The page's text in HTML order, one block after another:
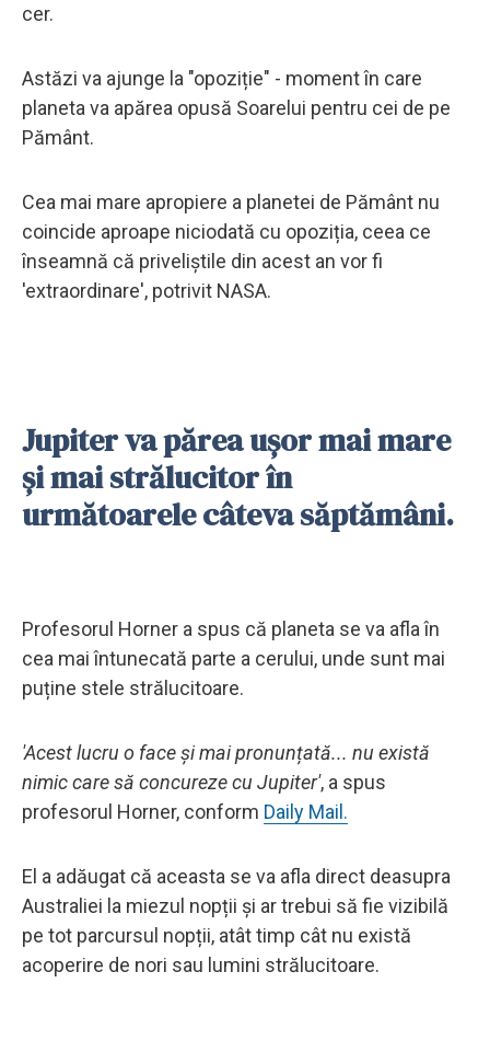
cer.
Astăzi va ajunge la "opoziție" - moment în care
planeta va apărea opusă Soarelui pentru cei de pe
Pământ.
Cea mai mare apropiere a planetei de Pământ nu
coincide aproape niciodată cu opoziția, ceea ce
înseamnă că priveliștile din acest an vor fi
'extraordinare', potrivit NASA.
Jupiter va părea ușor mai mare
și mai strălucitor în
următoarele câteva săptămâni.
Profesorul Horner a spus că planeta se va afla în
cea mai întunecată parte a cerului, unde sunt mai
puține stele strălucitoare.
'Acest lucru o face și mai pronunțată... nu există
nimic care să concureze cu Jupiter', a spus
profesorul Horner, conform Daily Mail.
El a adăugat că aceasta se va afla direct deasupra
Australiei la miezul nopții și ar trebui să fie vizibilă
pe tot parcursul nopții, atât timp cât nu există
acoperire de nori sau lumini strălucitoare.